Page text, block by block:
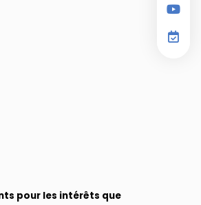
pour les intérêts que